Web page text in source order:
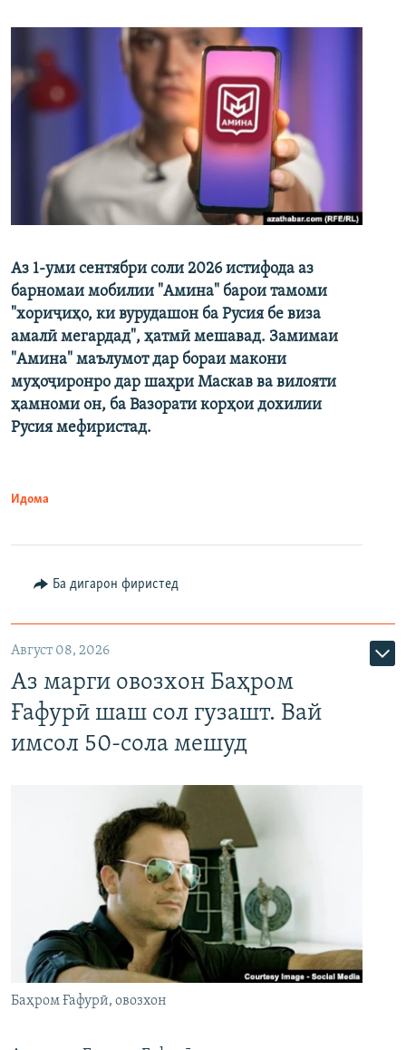
Аз 1-уми сентябри соли 2026 истифода аз
барномаи мобилии "Амина" барои тамоми
"хориҷиҳо, ки вурудашон ба Русия бе виза
амалӣ мегардад", ҳатмӣ мешавад. Замимаи
"Амина" маълумот дар бораи макони
муҳоҷиронро дар шаҳри Маскав ва вилояти
ҳамноми он, ба Вазорати корҳои дохилии
Русия мефиристад.
Идома
Ба дигарон фиристед
Август 08, 2026
Аз марги овозхон Баҳром
Ғафурӣ шаш сол гузашт. Вай
имсол 50-сола мешуд
Баҳром Ғафурӣ, овозхон